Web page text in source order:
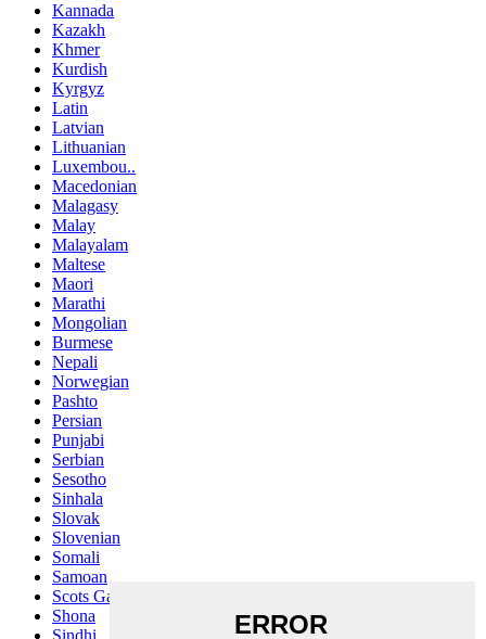
Kannada
Kazakh
Khmer
Kurdish
Kyrgyz
Latin
Latvian
Lithuanian
Luxembou..
Macedonian
Malagasy
Malay
Malayalam
Maltese
Maori
Marathi
Mongolian
Burmese
Nepali
Norwegian
Pashto
Persian
Punjabi
Serbian
Sesotho
Sinhala
Slovak
Slovenian
Somali
Samoan
Scots Gaelic
Shona